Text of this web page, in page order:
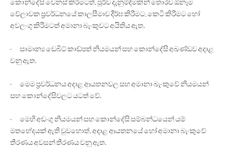
කොන්දේසි වෙනස් කිරීමටත්, පූර්ව දැනුම්දීමකින් තොරව ඕනෑම
වේලාවක ප්‍රවර්ධනයේ කාලසීමාව දීර්ඝ කිරීමට, කෙටි කිරීමට හෝ
අවලංගු කිරීමටත් අමානා බැංකුවට අයිතිය ඇත.
· සාමාන්‍ය ඩෙබිට් කාඩ්පත් නියමයන් සහ කොන්දේසි අඛණ්ඩව අදාළ
වනු ඇත.
· මෙම ප්‍රවර්ධනය අදාළ ආයතනවල සහ අමානා බැංකුවේ නියමයන්
සහ කොන්දේසිවලට යටත් වේ.
· මෙහි අඩංගු නියමයන් සහ කොන්දේසි සම්බන්ධයෙන් යම්
මතභේදයක් ඇති වුවහොත්, අදාළ ආයතනයේ හෝ අමානා බැංකුවේ
තීරණය අවසන් තීරණය වනු ඇත.